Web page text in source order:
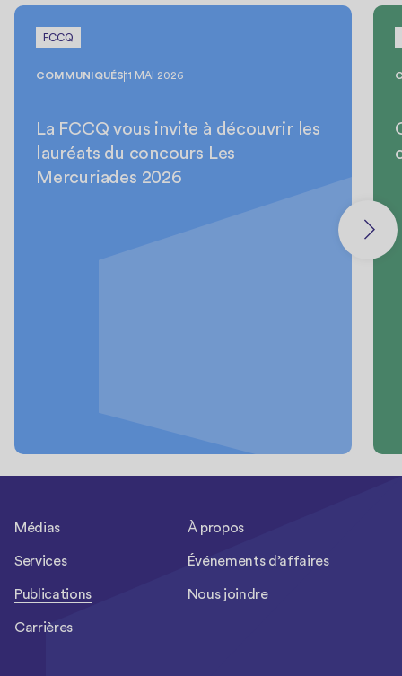
FCCQ
COMMUNIQUÉS11 MAI 2026
La FCCQ vous invite à découvrir les
lauréats du concours Les
Mercuriades 2026
Médias À propos
Services Événements d’affaires
Publications Nous joindre
Carrières